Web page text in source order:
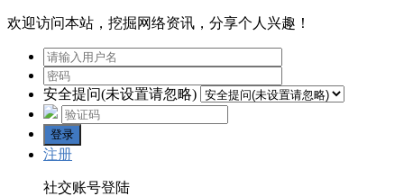
欢迎访问本站，挖掘网络资讯，分享个人兴趣！
安全提问(未设置请忽略)
登录
注册
社交账号登陆